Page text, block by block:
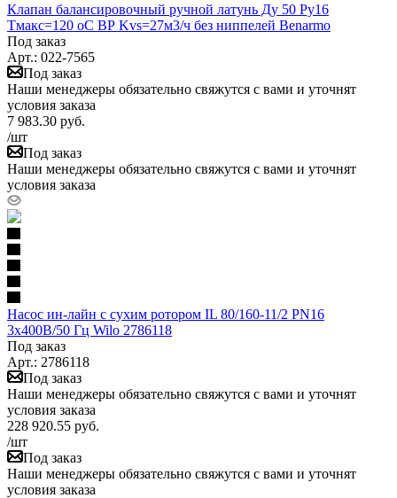
Клапан балансировочный ручной латунь Ду 50 Ру16
Тмакс=120 оС ВР Kvs=27м3/ч без ниппелей Benarmo
Под заказ
Арт.: 022-7565
Под заказ
Наши менеджеры обязательно свяжутся с вами и уточнят
условия заказа
7 983.30 руб.
/шт
Под заказ
Наши менеджеры обязательно свяжутся с вами и уточнят
условия заказа
Насос ин-лайн с сухим ротором IL 80/160-11/2 PN16
3х400В/50 Гц Wilo 2786118
Под заказ
Арт.: 2786118
Под заказ
Наши менеджеры обязательно свяжутся с вами и уточнят
условия заказа
228 920.55 руб.
/шт
Под заказ
Наши менеджеры обязательно свяжутся с вами и уточнят
условия заказа